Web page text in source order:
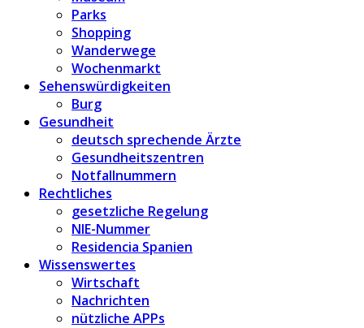
Parks
Shopping
Wanderwege
Wochenmarkt
Sehenswürdigkeiten
Burg
Gesundheit
deutsch sprechende Ärzte
Gesundheitszentren
Notfallnummern
Rechtliches
gesetzliche Regelung
NIE-Nummer
Residencia Spanien
Wissenswertes
Wirtschaft
Nachrichten
nützliche APPs